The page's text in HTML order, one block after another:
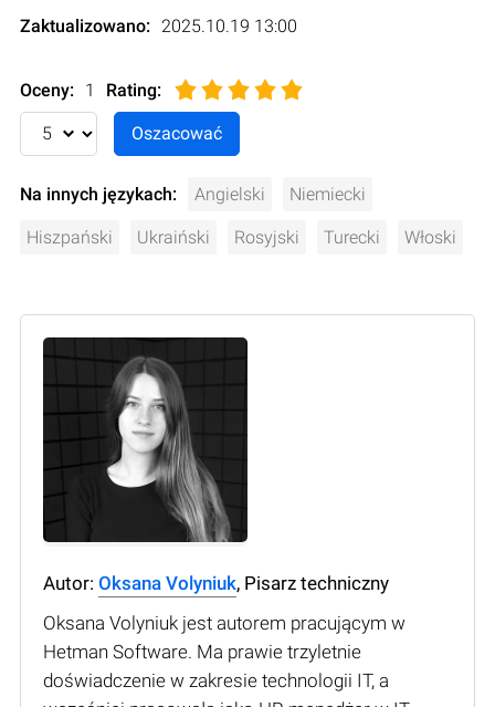
Zaktualizowano: 2025.10.19 13:00
Oceny: 1 Rating:
Na innych językach: Angielski Niemiecki
Hiszpański Ukraiński Rosyjski Turecki Włoski
Autor: Oksana Volyniuk, Pisarz techniczny
Oksana Volyniuk jest autorem pracującym w
Hetman Software. Ma prawie trzyletnie
doświadczenie w zakresie technologii IT, a